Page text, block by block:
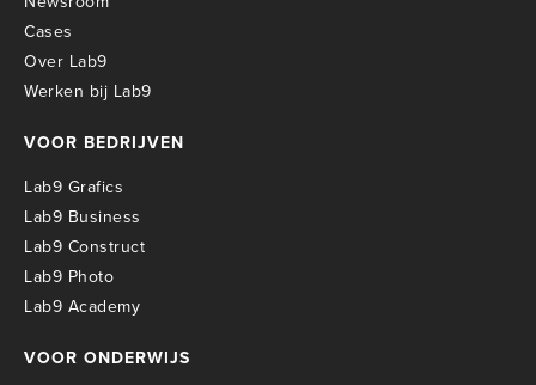
Cases
Over Lab9
Werken bij Lab9
VOOR BEDRIJVEN
Lab9 Grafics
Lab9 Business
Lab9 Construct
Lab9 Photo
Lab9 Academy
VOOR ONDERWIJS